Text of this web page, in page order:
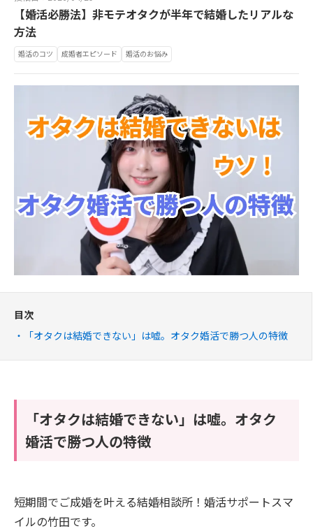
【婚活必勝法】非モテオタクが半年で結婚したリアルな
方法
婚活のコツ 成婚者エピソード 婚活のお悩み
目次
「オタクは結婚できない」は嘘。オタク婚活で勝つ人の特徴
「オタクは結婚できない」は嘘。オタク
婚活で勝つ人の特徴
短期間でご成婚を叶える結婚相談所！婚活サポートスマ
イルの竹田です。